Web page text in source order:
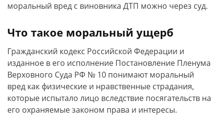
моральный вред с виновника ДТП можно через суд.
Что такое моральный ущерб
Гражданский кодекс Российской Федерации и
изданное в его исполнение Постановление Пленума
Верховного Суда РФ № 10 понимают моральный
вред как физические и нравственные страдания,
которые испытало лицо вследствие посягательств на
его охраняемые законом права и интересы.